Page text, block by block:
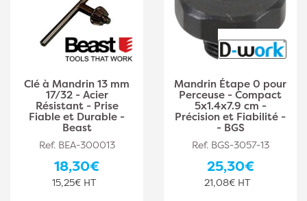
Clé à Mandrin 13 mm
17/32 - Acier
Résistant - Prise
Fiable et Durable -
Beast
Ref. BEA-300013
18,30€
15,25€ HT
Mandrin Étape 0 pour
Perceuse - Compact
5x1.4x7.9 cm -
Précision et Fiabilité -
- BGS
Ref. BGS-3057-13
25,30€
21,08€ HT